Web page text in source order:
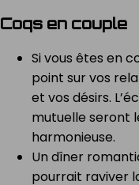
Coqs en couple
Si vous êtes en
point sur vos
et vos désirs.
mutuelle seront
harmonieuse.
Un dîner
pourrait raviver